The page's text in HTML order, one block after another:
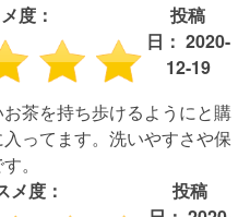
度：
投稿
日： 2020-
12-19
茶を持ち歩けるようにと購
ってます。洗いやすさや保
。
メ度：
投稿